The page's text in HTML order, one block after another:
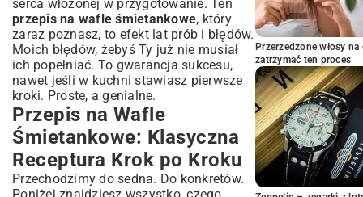
po Egzotykę
Wafle Śmietankowe na Słodko i Wytrawnie
– Pomysły
Jak Zmienić Aromat Wafli Śmietankowych
Porady i Rozwiązania Typowych
Problemów z Wafli Śmietankowymi
Najczęściej Zadawane Pytania o Pieczenie
Wafli
Jak Zapobiegać Przypalaniu i Przywieraniu
Wafli
Sposoby na Długotrwałe Przechowywanie
serca włożonej w przygotowanie. Ten
przepis na wafle śmietankowe, który
zaraz poznasz, to efekt lat prób i błędów.
Moich błędów, żebyś Ty już nie musiał
ich popełniać. To gwarancja sukcesu,
nawet jeśli w kuchni stawiasz pierwsze
kroki. Proste, a genialne.
Przepis na Wafle
Śmietankowe: Klasyczna
Receptura Krok po Kroku
Przechodzimy do sedna. Do konkretów.
Przerzedzone włosy
zatrzymać ten proces